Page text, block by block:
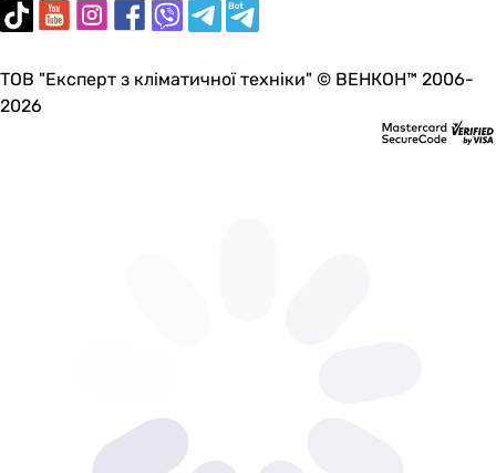
ТОВ "Експерт з кліматичної техніки" © ВЕНКОН™ 2006-
2026